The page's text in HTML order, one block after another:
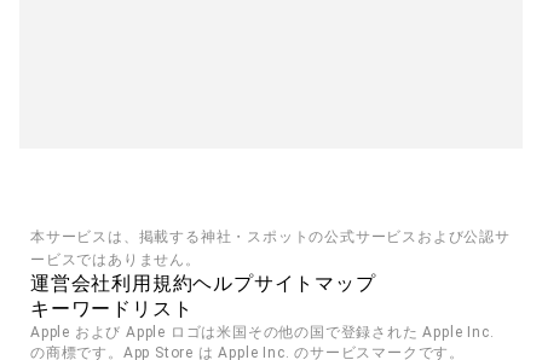
本サービスは、掲載する神社・スポットの公式サービスおよび公認サ
ービスではありません。
運営会社利用規約ヘルプサイトマップ
キーワードリスト
Apple および Apple ロゴは米国その他の国で登録された Apple Inc.
の商標です。App Store は Apple Inc. のサービスマークです。